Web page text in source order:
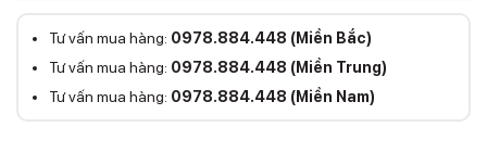
Tư vấn mua hàng: 0978.884.448 (Miền Bắc)
Tư vấn mua hàng: 0978.884.448 (Miền Trung)
Tư vấn mua hàng: 0978.884.448 (Miền Nam)